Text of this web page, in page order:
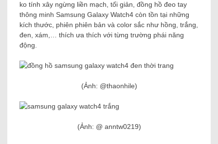
ko tính xây ngừng liền mạch, tối giản, đồng hồ đeo tay
thông minh Samsung Galaxy Watch4 còn tồn tại những
kích thước, phiên phiên bản và color sắc như hồng, trắng,
đen, xám,… thích ưa thích với từng trường phái năng
động.
(Ảnh: @thaonhile)
(Ảnh: @ anntw0219)